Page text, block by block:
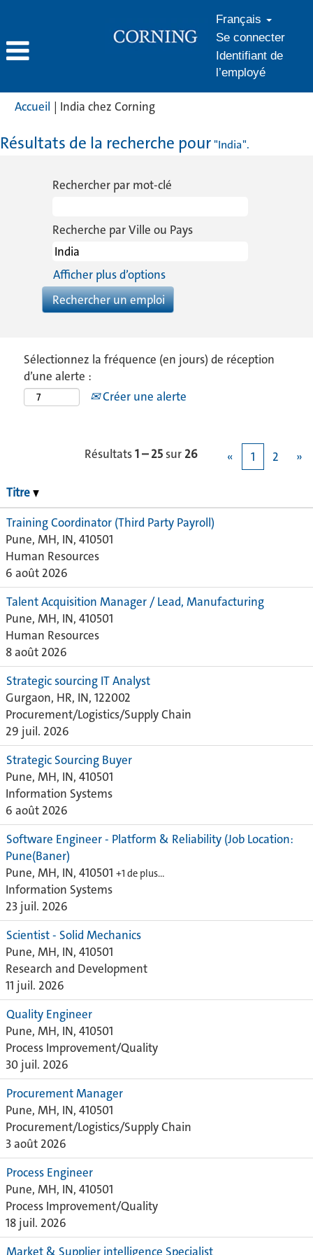
Français
Se connecter
Identifiant de
l’employé
Accueil | India chez Corning(page
Résultats de la recherche pour"India".
Rechercher par mot-clé
Recherche par Ville ou Pays
Afficher plus d’options
Sélectionnez la fréquence (en jours) de réception
d’une alerte :
Créer une alerte
Résultats1 – 25 sur 26 « 1 2 »
Titre
Training Coordinator (Third Party Payroll)
Pune, MH, IN, 410501
Human Resources
6 août 2026
Talent Acquisition Manager / Lead, Manufacturing
Pune, MH, IN, 410501
Human Resources
8 août 2026
Strategic sourcing IT Analyst
Gurgaon, HR, IN, 122002
Procurement/Logistics/Supply Chain
29 juil. 2026
Strategic Sourcing Buyer
Pune, MH, IN, 410501
Information Systems
6 août 2026
Software Engineer - Platform & Reliability (Job Location:
Pune(Baner)
Pune, MH, IN, 410501 +1 de plus…
Information Systems
23 juil. 2026
Scientist - Solid Mechanics
Pune, MH, IN, 410501
Research and Development
11 juil. 2026
Quality Engineer
Pune, MH, IN, 410501
Process Improvement/Quality
30 juil. 2026
Procurement Manager
Pune, MH, IN, 410501
Procurement/Logistics/Supply Chain
3 août 2026
Process Engineer
Pune, MH, IN, 410501
Process Improvement/Quality
18 juil. 2026
Market & Supplier intelligence Specialist